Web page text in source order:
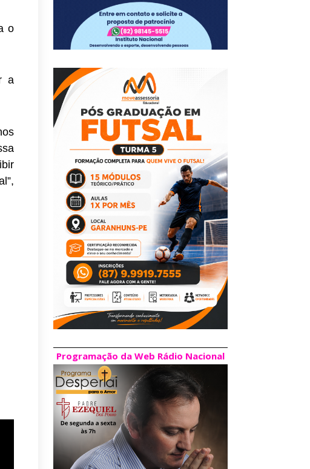
o
a
Programação da Web Rádio Nacional